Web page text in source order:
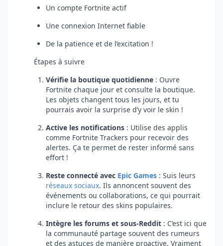
Un compte Fortnite actif
Une connexion Internet fiable
De la patience et de l’excitation !
Étapes à suivre
Vérifie la boutique quotidienne : Ouvre
Fortnite chaque jour et consulte la boutique.
Les objets changent tous les jours, et tu
pourrais avoir la surprise d’y voir le skin !
Active les notifications : Utilise des applis
comme Fortnite Trackers pour recevoir des
alertes. Ça te permet de rester informé sans
effort !
Reste connecté avec Epic Games : Suis leurs
réseaux sociaux. Ils annoncent souvent des
événements ou collaborations, ce qui pourrait
inclure le retour des skins populaires.
Intègre les forums et sous-Reddit : C’est ici que
la communauté partage souvent des rumeurs
et des astuces de manière proactive. Vraiment